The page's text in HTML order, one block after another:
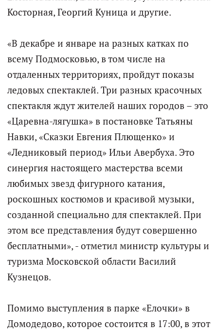
Косторная, Георгий Куница и другие.
«В декабре и январе на разных катках по
всему Подмосковью, в том числе на
отдаленных территориях, пройдут показы
ледовых спектаклей. Три разных красочных
спектакля ждут жителей наших городов – это
«Царевна-лягушка» в постановке Татьяны
Навки, «Сказки Евгения Плющенко» и
«Ледниковый период» Ильи Авербуха. Это
синергия настоящего мастерства всеми
любимых звезд фигурного катания,
роскошных костюмов и красивой музыки,
созданной специально для спектаклей. При
этом все представления будут совершенно
бесплатными», - отметил министр культуры и
туризма Московской области Василий
Кузнецов.
Помимо выступления в парке «Елочки» в
Домодедово, которое состоится в 17:00, в этот